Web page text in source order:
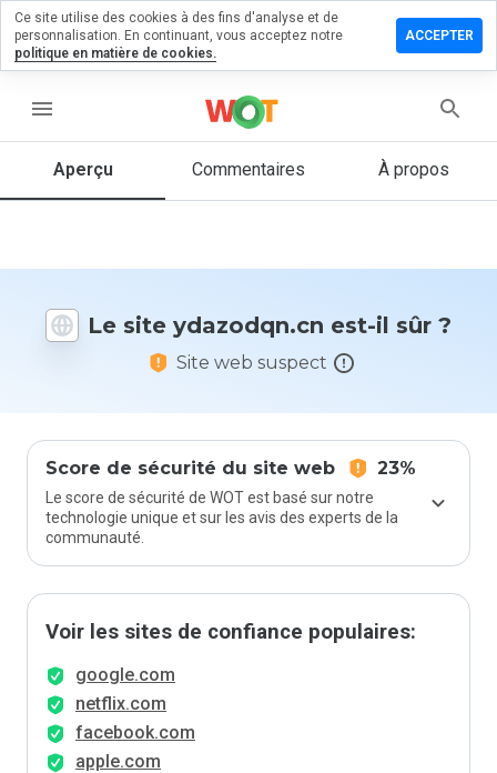
menu
Aperçu Commentaires À propos
Le site ydazodqn.cn est-il sûr ?
Site web suspect
Score de sécurité du site web 23%
Le score de sécurité de WOT est basé sur notre
technologie unique et sur les avis des experts de la
communauté.
Voir les sites de confiance populaires:
google.com
netflix.com
facebook.com
apple.com
un
1 et 5
vous à ce
site ?
Ce site utilise des cookies à des fins d'analyse et de
personnalisation. En continuant, vous acceptez notre
politique en matière de cookies.
ACCEPTER